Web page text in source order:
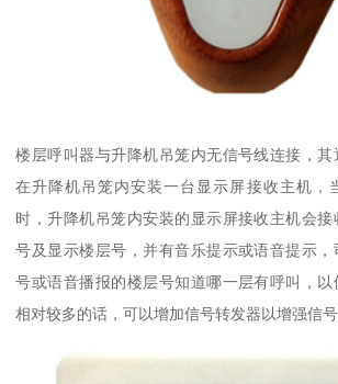
楼层呼叫器与升降机吊笼内无信号线连接，其
在升降机吊笼内安装一台显示屏接收主机，
时，升降机吊笼内安装的显示屏接收主机会
号及显示楼层号，并有音乐提示或语音提示
号或语音播报的楼层号知道哪一层有呼叫，
相对较多的话，可以增加信号转发器以增强信号